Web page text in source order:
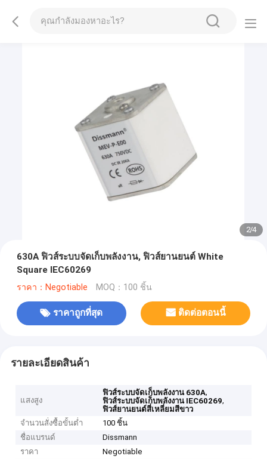
2/4
630A ฟิวส์ระบบจัดเก็บพลังงาน, ฟิวส์ยานยนต์ White
Square IEC60269
ราคา：Negotiable MOQ：100 ชิ้น
ราคาถูกที่สุด ติดต่อตอนนี้
รายละเอียดสินค้า
แสงสูง
ฟิวส์ระบบจัดเก็บพลังงาน 630A,
ฟิวส์ระบบจัดเก็บพลังงาน IEC60269,
ฟิวส์ยานยนต์สี่เหลี่ยมสีขาว
จำนวนสั่งซื้อขั้นต่ำ
100 ชิ้น
ชื่อแบรนด์
Dissmann
ราคา
Negotiable